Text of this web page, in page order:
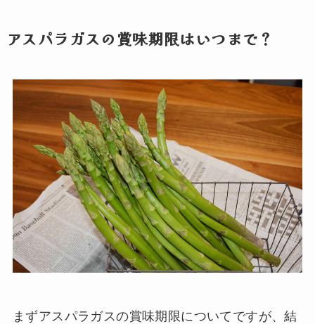
アスパラガスの賞味期限はいつまで？
まずアスパラガスの賞味期限についてですが、結